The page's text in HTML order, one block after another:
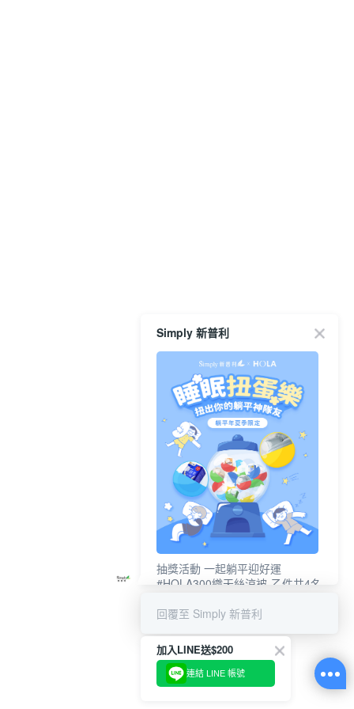
Simply 新普利
抽獎活動 一起躺平迎好運
#HOLA300織天絲涼被-乙件共4名
回覆至 Simply 新普利
加入LINE送$200
連結 LINE 帳號